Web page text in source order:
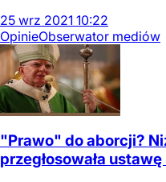
25 wrz 2021 10:22
OpinieObserwator mediów
"Prawo" do aborcji?
przegłosowała